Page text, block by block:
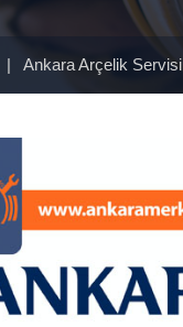
| Ankara Arçelik Servisi